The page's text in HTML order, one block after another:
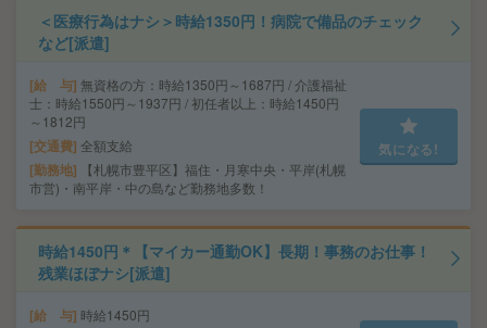
＜医療行為はナシ＞時給1350円！病院で備品のチェック
など[派遣]
給 与 無資格の方：時給1350円～1687円 / 介護福祉
士：時給1550円～1937円 / 初任者以上：時給1450円
～1812円
交通費 全額支給
勤務地
【札幌市豊平区】福住・月寒中央・平岸(札幌
市営)・南平岸・中の島など勤務地多数！
気になる!
時給1450円＊【マイカー通勤OK】長期！事務のお仕事！
残業ほぼナシ[派遣]
給 与 時給1450円